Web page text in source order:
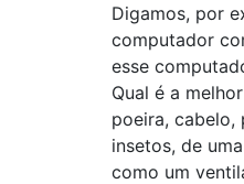
Digamos, por
computador
esse
Qual é a
poeira, cabelo,
insetos, de
como um